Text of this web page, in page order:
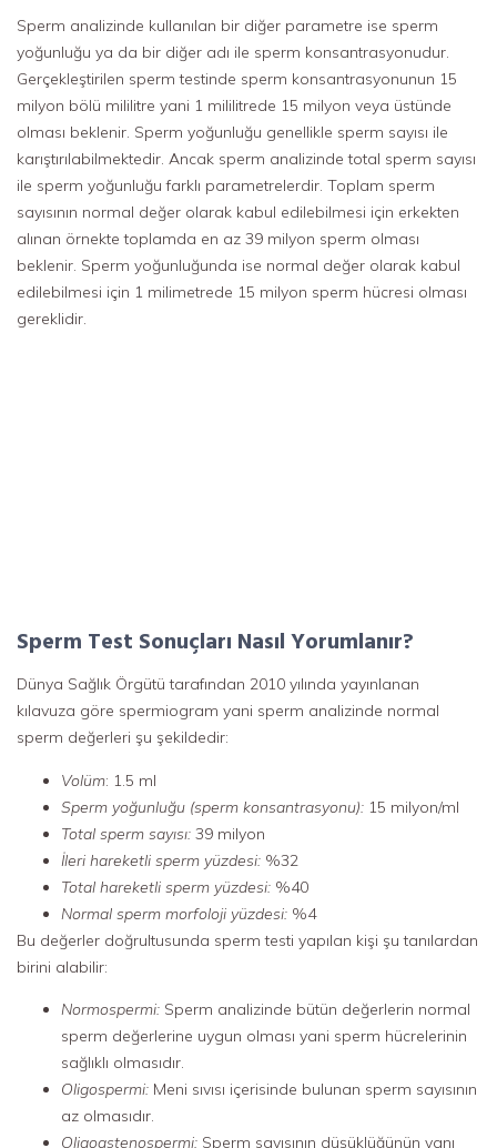
Sperm analizinde kullanılan bir diğer parametre ise sperm
yoğunluğu ya da bir diğer adı ile sperm konsantrasyonudur.
Gerçekleştirilen sperm testinde sperm konsantrasyonunun 15
milyon bölü mililitre yani 1 mililitrede 15 milyon veya üstünde
olması beklenir. Sperm yoğunluğu genellikle sperm sayısı ile
karıştırılabilmektedir. Ancak sperm analizinde total sperm sayısı
ile sperm yoğunluğu farklı parametrelerdir. Toplam sperm
sayısının normal değer olarak kabul edilebilmesi için erkekten
alınan örnekte toplamda en az 39 milyon sperm olması
beklenir. Sperm yoğunluğunda ise normal değer olarak kabul
edilebilmesi için 1 milimetrede 15 milyon sperm hücresi olması
gereklidir.
Sperm Test Sonuçları Nasıl Yorumlanır?
Dünya Sağlık Örgütü tarafından 2010 yılında yayınlanan
kılavuza göre spermiogram yani sperm analizinde normal
sperm değerleri şu şekildedir:
Volüm: 1.5 ml
Sperm yoğunluğu (sperm konsantrasyonu): 15 milyon/ml
Total sperm sayısı: 39 milyon
İleri hareketli sperm yüzdesi: %32
Total hareketli sperm yüzdesi: %40
Normal sperm morfoloji yüzdesi: %4
Bu değerler doğrultusunda sperm testi yapılan kişi şu tanılardan
birini alabilir:
Normospermi: Sperm analizinde bütün değerlerin normal
sperm değerlerine uygun olması yani sperm hücrelerinin
sağlıklı olmasıdır.
Oligospermi: Meni sıvısı içerisinde bulunan sperm sayısının
az olmasıdır.
Oligoastenospermi: Sperm sayısının düşüklüğünün yanı